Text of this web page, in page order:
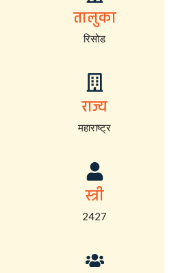
तालुका
रिसोड
राज्य
महाराष्ट्र
स्त्री
2427